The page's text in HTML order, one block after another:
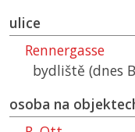
ulice
Rennergasse
bydliště (dnes
osoba na